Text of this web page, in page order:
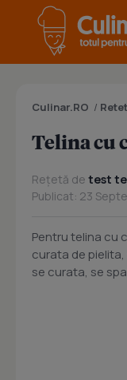
Culinar.RO /
Telina cu
Rețetă de test
Publicat: 23
Pentru telina cu
curata de
se curata, se